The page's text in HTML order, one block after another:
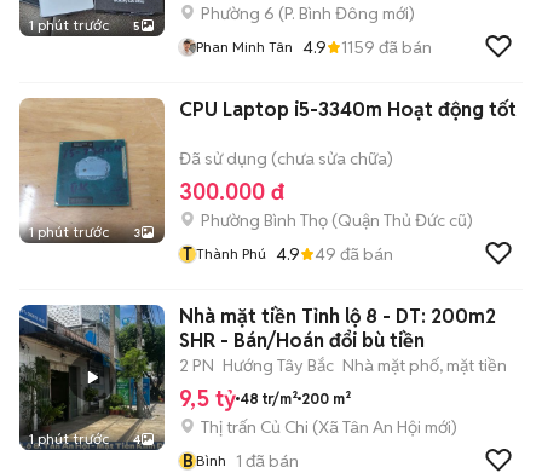
1 phút trước 5
Phường 6 (P. Bình Đông mới)
Phan Minh Tân 4.9 1159 đã bán
1 phút trước 3
CPU Laptop i5-3340m Hoạt động tốt
Đã sử dụng (chưa sửa chữa)
300.000 đ
Phường Bình Thọ (Quận Thủ Đức cũ)
T Thành Phú 4.9 49 đã bán
1 phút trước 4
Nhà mặt tiền Tỉnh lộ 8 - DT: 200m2
SHR - Bán/Hoán đổi bù tiền
2 PN Hướng Tây Bắc Nhà mặt phố, mặt tiền
9,5 tỷ 48 tr/m² 200 m²
Thị trấn Củ Chi (Xã Tân An Hội mới)
BBình 1 đã bán